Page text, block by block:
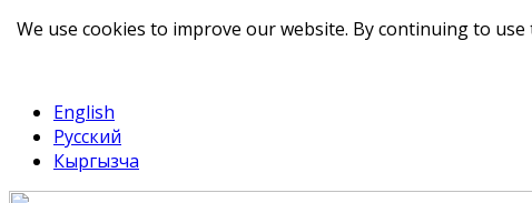
English
Русский
Кыргызча
We use cookies to improve our website. By continuing to